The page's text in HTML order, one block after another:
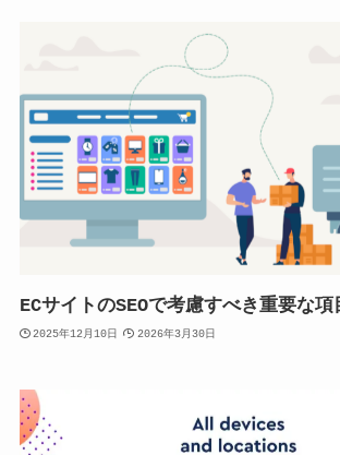
ECサイトのSEOで考慮すべき重要な項
2025年12月10日 2026年3月30日